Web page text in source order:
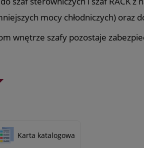
mocy chłodniczych) oraz
wnętrze szafy pozostaje
Karta katalogowa